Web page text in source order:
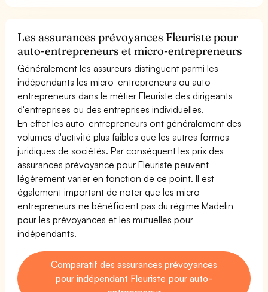
Les assurances prévoyances Fleuriste pour
auto-entrepreneurs et micro-entrepreneurs
Généralement les assureurs distinguent parmi les
indépendants les micro-entrepreneurs ou auto-
entrepreneurs dans le métier Fleuriste des dirigeants
d'entreprises ou des entreprises individuelles.
En effet les auto-entrepreneurs ont généralement des
volumes d'activité plus faibles que les autres formes
juridiques de sociétés. Par conséquent les prix des
assurances prévoyance pour Fleuriste peuvent
légèrement varier en fonction de ce point. Il est
également important de noter que les micro-
entrepreneurs ne bénéficient pas du régime Madelin
pour les prévoyances et les mutuelles pour
indépendants.
Comparatif des assurances prévoyances
pour indépendant Fleuriste pour auto-